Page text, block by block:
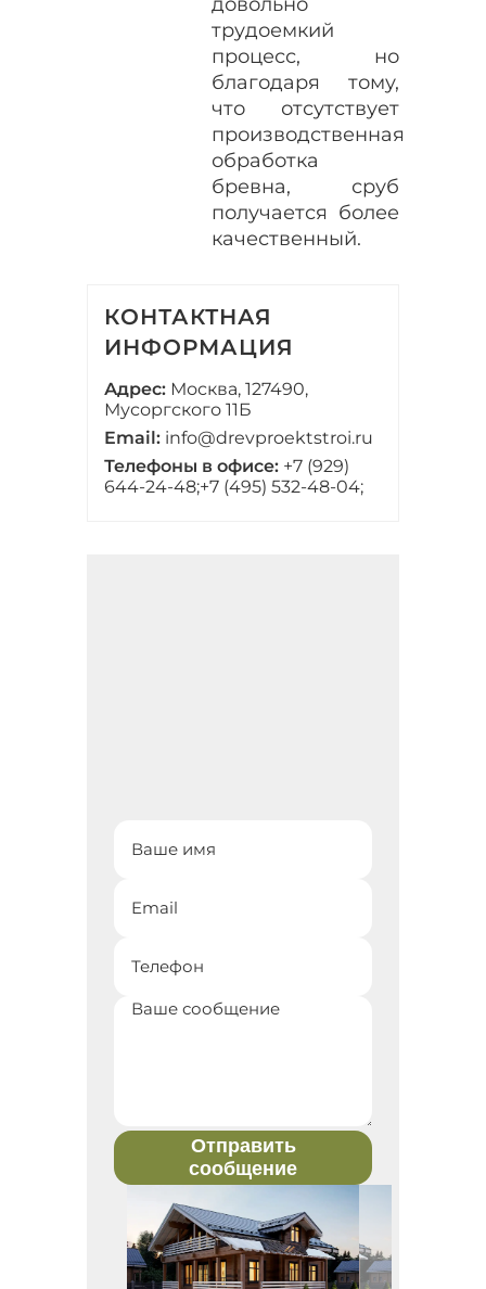
трудоемкий
процесс, но
благодаря тому,
что отсутствует
производственная
обработка
бревна, сруб
получается более
качественный.
КОНТАКТНАЯ
ИНФОРМАЦИЯ
Адрес: Москва, 127490,
Мусоргского 11Б
Email: info@drevproektstroi.ru
Телефоны в офисе: +7 (929)
644-24-48;+7 (495) 532-48-04;
Отправить
сообщение